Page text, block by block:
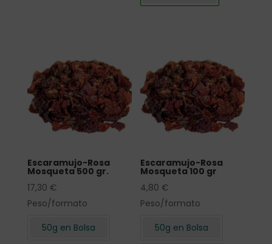
Escaramujo-Rosa
Mosqueta 500 gr.
17,30 €
Peso/formato
50g en Bolsa
Escaramujo-Rosa
Mosqueta 100 gr
4,80 €
Peso/formato
50g en Bolsa